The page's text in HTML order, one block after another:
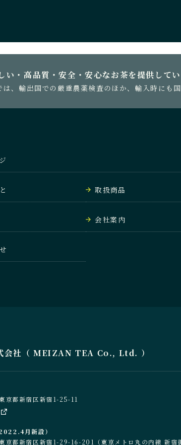
い・高品質・安全・安心なお茶を提供して
は、輸出国での厳重農薬検査のほか、輸入時にも
取扱商品
会社案内
会社（ MEIZAN TEA Co., Ltd. ）
都新宿区新宿1-25-11
月新設）
都新宿区新宿1-29-16-201（東京メトロ丸の内線 新宿